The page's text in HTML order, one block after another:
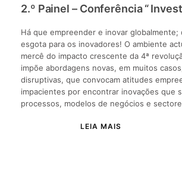
2.º Painel – Conferência “
Há que empreender e inovar globalmente;
esgota para os inovadores! O ambiente
mercê do impacto crescente da 4ª
impõe abordagens novas, em muitos
disruptivas, que convocam atitudes
impacientes por encontrar inovações que
processos, modelos de negócios e